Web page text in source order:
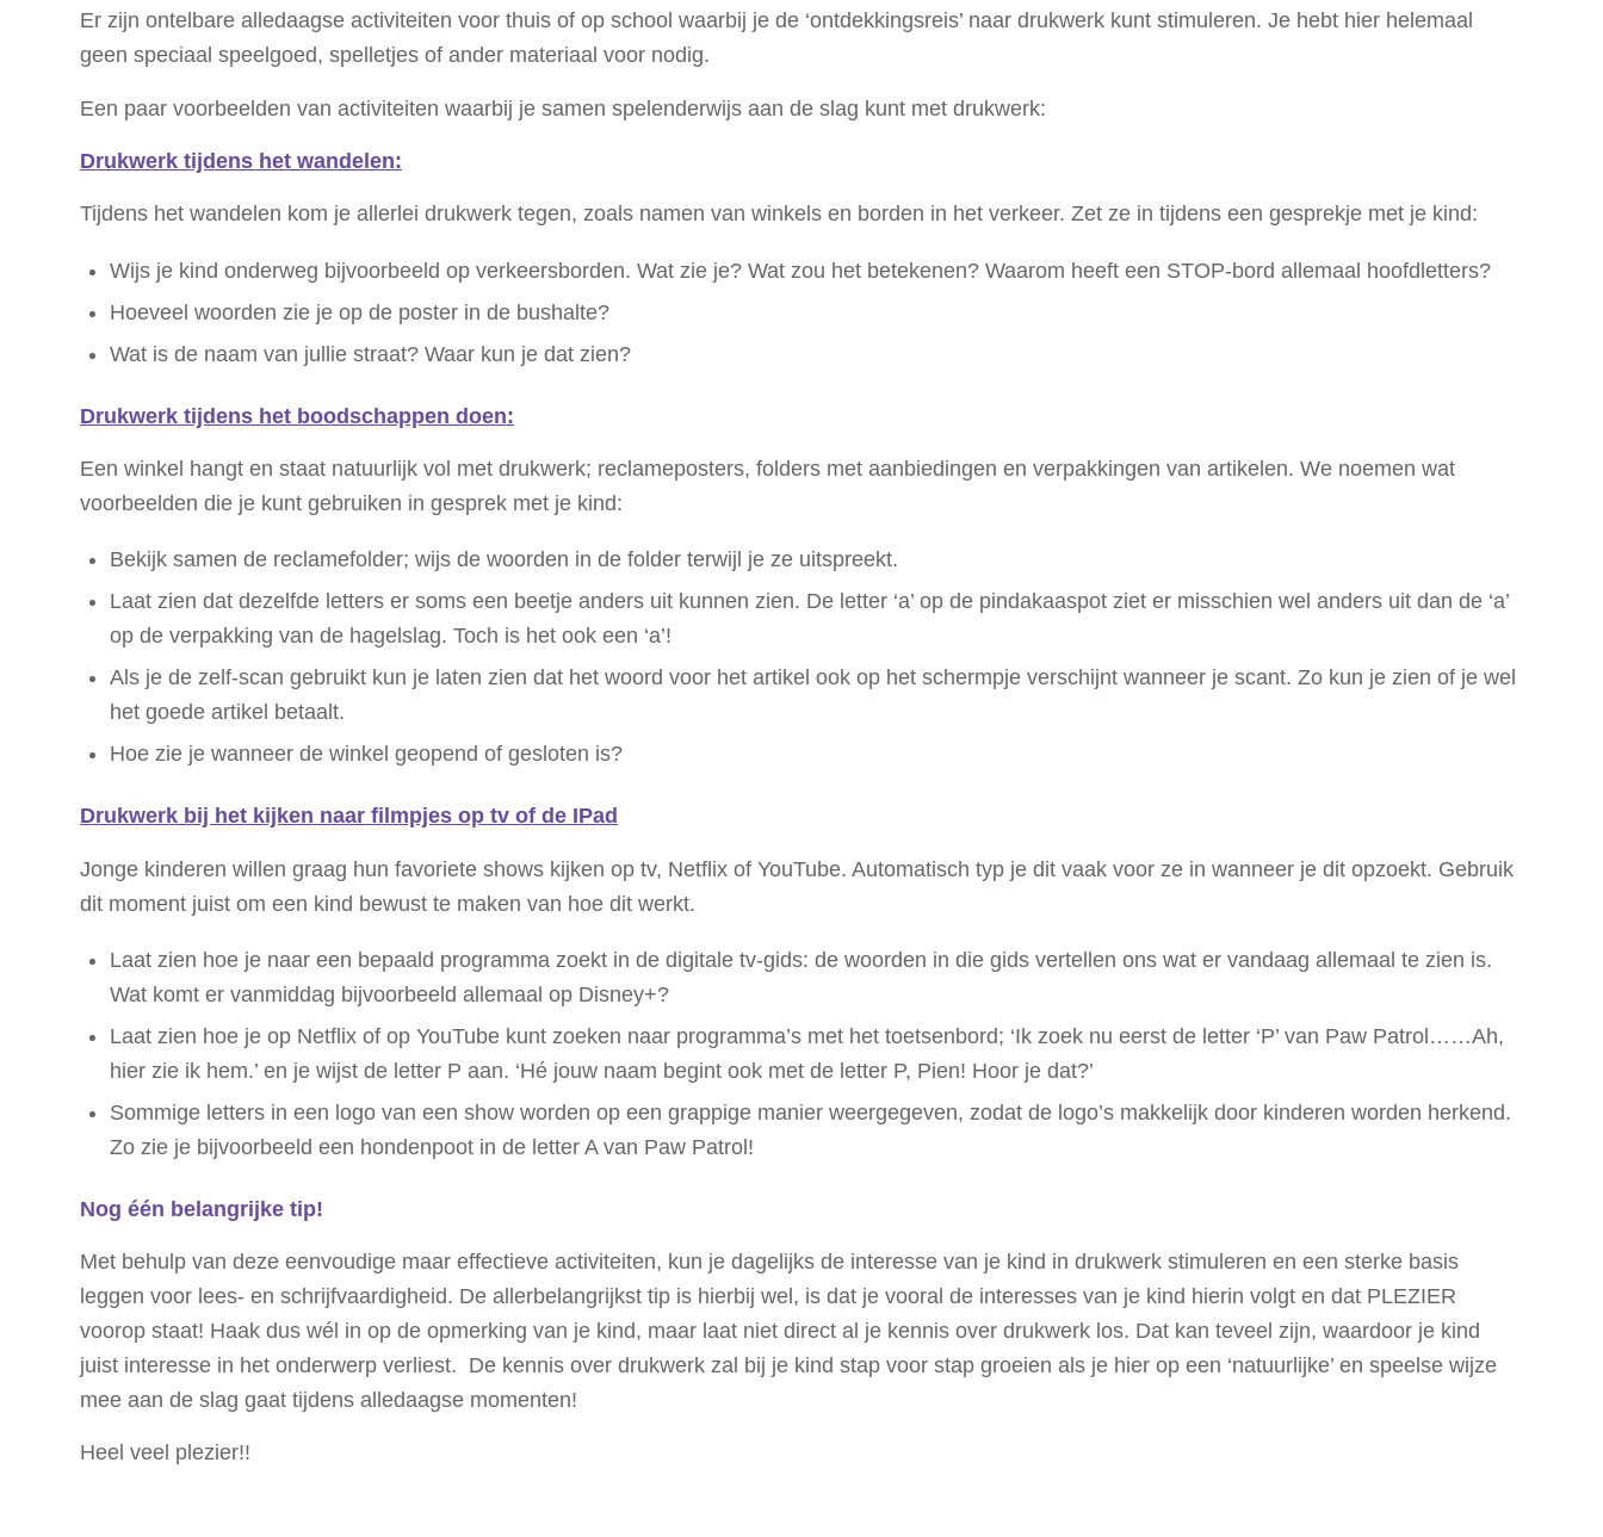
Er zijn ontelbare alledaagse activiteiten voor thuis of op school waarbij je de ‘ontdekkingsreis’ naar drukwerk kunt stimuleren. Je hebt hier helemaal
geen speciaal speelgoed, spelletjes of ander materiaal voor nodig.
Een paar voorbeelden van activiteiten waarbij je samen spelenderwijs aan de slag kunt met drukwerk:
Drukwerk tijdens het wandelen:
Tijdens het wandelen kom je allerlei drukwerk tegen, zoals namen van winkels en borden in het verkeer. Zet ze in tijdens een gesprekje met je kind:
Wijs je kind onderweg bijvoorbeeld op verkeersborden. Wat zie je? Wat zou het betekenen? Waarom heeft een STOP-bord allemaal hoofdletters?
Hoeveel woorden zie je op de poster in de bushalte?
Wat is de naam van jullie straat? Waar kun je dat zien?
Drukwerk tijdens het boodschappen doen:
Een winkel hangt en staat natuurlijk vol met drukwerk; reclameposters, folders met aanbiedingen en verpakkingen van artikelen. We noemen wat
voorbeelden die je kunt gebruiken in gesprek met je kind:
Bekijk samen de reclamefolder; wijs de woorden in de folder terwijl je ze uitspreekt.
Laat zien dat dezelfde letters er soms een beetje anders uit kunnen zien. De letter ‘a’ op de pindakaaspot ziet er misschien wel anders uit dan de ‘a’
op de verpakking van de hagelslag. Toch is het ook een ‘a’!
Als je de zelf-scan gebruikt kun je laten zien dat het woord voor het artikel ook op het schermpje verschijnt wanneer je scant. Zo kun je zien of je wel
het goede artikel betaalt.
Hoe zie je wanneer de winkel geopend of gesloten is?
Drukwerk bij het kijken naar filmpjes op tv of de IPad
Jonge kinderen willen graag hun favoriete shows kijken op tv, Netflix of YouTube. Automatisch typ je dit vaak voor ze in wanneer je dit opzoekt. Gebruik
dit moment juist om een kind bewust te maken van hoe dit werkt.
Laat zien hoe je naar een bepaald programma zoekt in de digitale tv-gids: de woorden in die gids vertellen ons wat er vandaag allemaal te zien is.
Wat komt er vanmiddag bijvoorbeeld allemaal op Disney+?
Laat zien hoe je op Netflix of op YouTube kunt zoeken naar programma’s met het toetsenbord; ‘Ik zoek nu eerst de letter ‘P’ van Paw Patrol……Ah,
hier zie ik hem.’ en je wijst de letter P aan. ‘Hé jouw naam begint ook met de letter P, Pien! Hoor je dat?’
Sommige letters in een logo van een show worden op een grappige manier weergegeven, zodat de logo’s makkelijk door kinderen worden herkend.
Zo zie je bijvoorbeeld een hondenpoot in de letter A van Paw Patrol!
Nog één belangrijke tip!
Met behulp van deze eenvoudige maar effectieve activiteiten, kun je dagelijks de interesse van je kind in drukwerk stimuleren en een sterke basis
leggen voor lees- en schrijfvaardigheid. De allerbelangrijkst tip is hierbij wel, is dat je vooral de interesses van je kind hierin volgt en dat PLEZIER
voorop staat! Haak dus wél in op de opmerking van je kind, maar laat niet direct al je kennis over drukwerk los. Dat kan teveel zijn, waardoor je kind
juist interesse in het onderwerp verliest. De kennis over drukwerk zal bij je kind stap voor stap groeien als je hier op een ‘natuurlijke’ en speelse wijze
mee aan de slag gaat tijdens alledaagse momenten!
Heel veel plezier!!